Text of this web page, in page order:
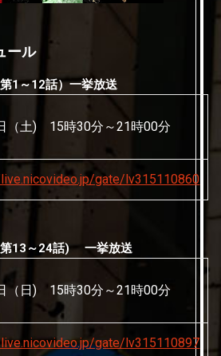
ール
1～12話）一挙放送
（土) 15時30分～21時00分
gate/lv315110860
第13～24話) 一挙放送
（日) 15時30分～21時00分
gate/lv315110897